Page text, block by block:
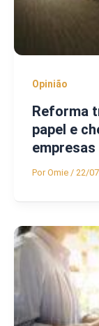
Opinião
Reforma
papel e
empresas
PorOmie / 22/